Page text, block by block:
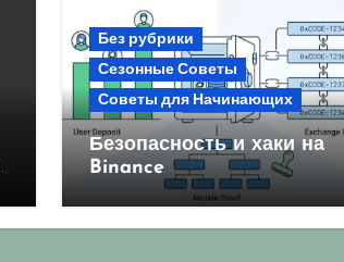
Без рубрики
Сезонные Советы
Советы для Начинающих
Безопасность и хаки на
Binance